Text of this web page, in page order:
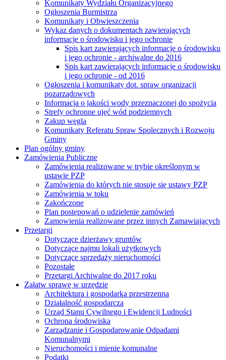
Komunikaty Wydziału Organizacyjnego
Ogłoszenia Burmistrza
Komunikaty i Obwieszczenia
Wykaz danych o dokumentach zawierających
informacje o środowisku i jego ochronie
Spis kart zawierających informacje o środowisku
i jego ochronie - archiwalne do 2016
Spis kart zawierających informacje o środowisku
i jego ochronie - od 2016
Ogłoszenia i komunikaty dot. spraw organizacji
pozarządowych
Informacja o jakości wody przeznaczonej do spożycia
Strefy ochronne ujęć wód podziemnych
Zakup węgla
Komunikaty Referatu Spraw Spolecznych i Rozwoju
Gminy
Plan ogólny gminy
Zamówienia Publiczne
Zamówienia realizowane w trybie określonym w
ustawie PZP
Zamówienia do których nie stosuje się ustawy PZP
Zamówienia w toku
Zakończone
Plan postępowań o udzielenie zamówień
Zamowienia realizowane przez innych Zamawiających
Przetargi
Dotyczące dzierżawy gruntów
Dotyczące najmu lokali użytkowych
Dotyczące sprzedaży nieruchomości
Pozostałe
Przetargi Archiwalne do 2017 roku
Załatw sprawę w urzędzie
Architektura i gospodarka przestrzenna
Działalność gospodarcza
Urząd Stanu Cywilnego i Ewidencji Ludności
Ochrona środowiska
Zarządzanie i Gospodarowanie Odpadami
Komunalnymi
Nieruchomości i mienie komunalne
Podatki